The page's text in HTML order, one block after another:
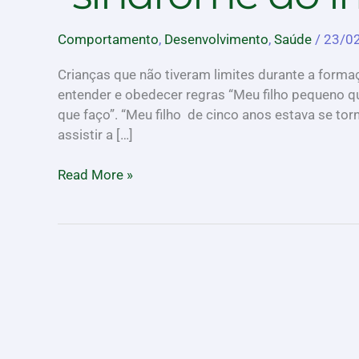
Comportamento, Desenvolvimento, Saúde / 23/
Crianças que não tiveram limites durante a
entender e obedecer regras “Meu filho pequeno
que faço”. “Meu filho de cinco anos estava se
assistir a […]
do
Read More »